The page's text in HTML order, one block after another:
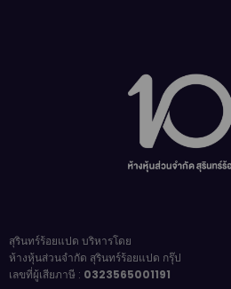
สุรินทร์ร้อยแปด บริหารโดย
ห้างหุ้นส่วนจำกัด สุรินทร์ร้อยแปด กรุ๊ป
เลขที่ผู้เสียภาษี : 0323565001191